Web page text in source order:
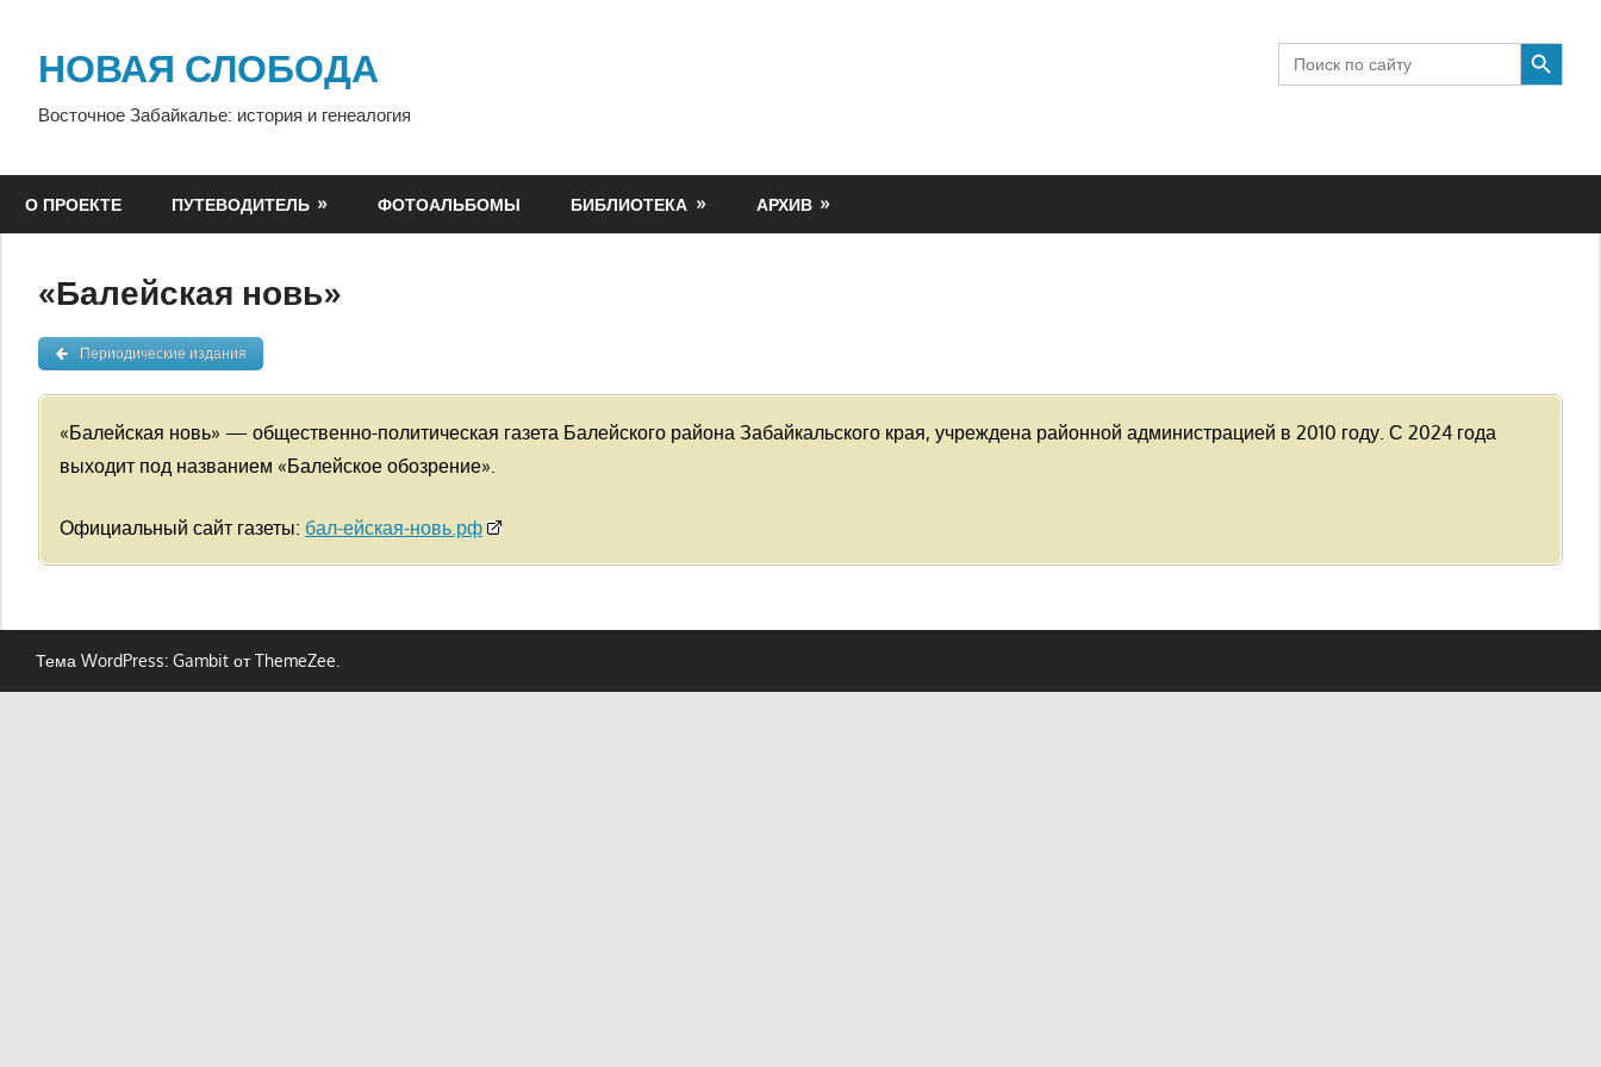
содержимому
НОВАЯ СЛОБОДА
Восточное Забайкалье: история и генеалогия
Search
for:
SEARCH BUTTON
О ПРОЕКТЕ ПУТЕВОДИТЕЛЬ ФОТОАЛЬБОМЫ БИБЛИОТЕКА АРХИВ
«Балейская новь»
Периодические издания
«Балейская новь» — общественно-политическая газета Балейского района Забайкальского края, учреждена районной администрацией в 2010 году. С 2024 года
выходит под названием «Балейское обозрение».
Официальный сайт газеты: бал-ейская-новь.рф
Тема WordPress: Gambit от ThemeZee.